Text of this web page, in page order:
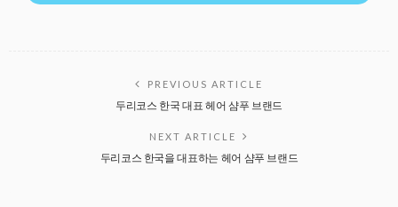
PREVIOUS ARTICLE
두리코스 한국 대표 헤어 샴푸 브랜드
NEXT ARTICLE
두리코스 한국을 대표하는 헤어 샴푸 브랜드